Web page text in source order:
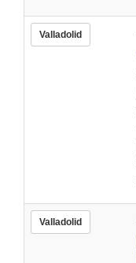
Valladolid
Valladolid